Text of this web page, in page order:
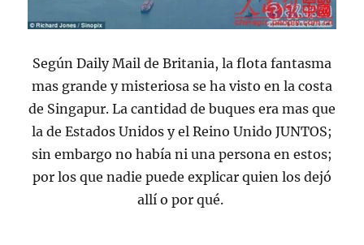
Según Daily Mail de Britania, la flota fantasma
mas grande y misteriosa se ha visto en la costa
de Singapur. La cantidad de buques era mas que
la de Estados Unidos y el Reino Unido JUNTOS;
sin embargo no había ni una persona en estos;
por los que nadie puede explicar quien los dejó
allí o por qué.